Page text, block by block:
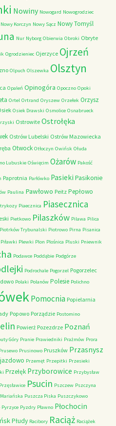
Nowiny Nowogard Nowogrodziec
Nowy Korczyn Nowy Sącz Nowy Tomyśl
Nur Nyborg Obierwia Obroki Obryte
Ogrodzieniec Ojerzyce Ojrzeń
Olpuch Olszewka Olsztyn
Opaleń Opinogóra Opoczno Opoki
Ortel Ortrand Oryszew Orzełek Orzysz
Osiek Drawski Osmolice Osnabrueck
Ostrowite Ostrołęka
Ostrów Lubelski Ostrów Mazowiecka
Otwock Otłoczyn Owińsk Ołuda
Lubuskie Oświęcim Ożarów Pakość
Paprotnia Parłówko Pasieki Pasikonie
Paulina Pawłowo Peitz Pepłowo
Piaecznica Piasecznica
Pietkowo Pilaszków Pilawa Pilica
Piotrków Trybunalski Piotrowo Pirna Pisanica
Piławki Plewki Plon Plośnica Pluski Pniewnik
Podawce Poddąbie Podgórze
Podrochale Pogorzel Pogorzelec
Polaki Polanów Polesie Polichno
Pomocnia Popielarnia
Popowo Porządzie Postomino
Powierż Pozezdrze Poznań
Góry Pranie Prawiedniki Prażmów Prora
Prusinowo Pruszków Przasnysz
Przemęt Przepitki Przesieki
Przełęk Przyborowice Przybysław
Przęsławice Psucin Pszczew Pszczyna
Puszcza Piska Puszczykowo
Pyrzyce Pyzdry Pławno Płochocin
Płudy Racibory Raciąż Raciążek